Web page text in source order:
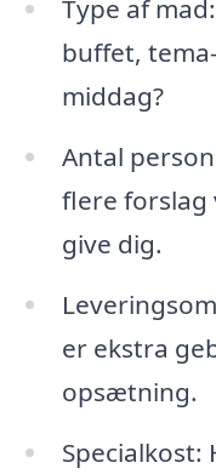
Type af
buffet,
middag?
Antal
flere forslag
give dig.
er ekstra
opsætning.